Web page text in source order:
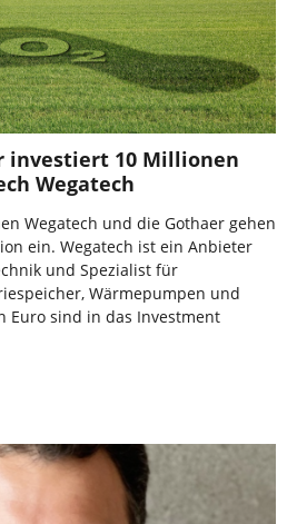
investiert 10 Millionen
Wegatech
Wegatech und die Gothaer gehen
ein. Wegatech ist ein Anbieter
und Spezialist für
Wärmepumpen und
Euro sind in das Investment